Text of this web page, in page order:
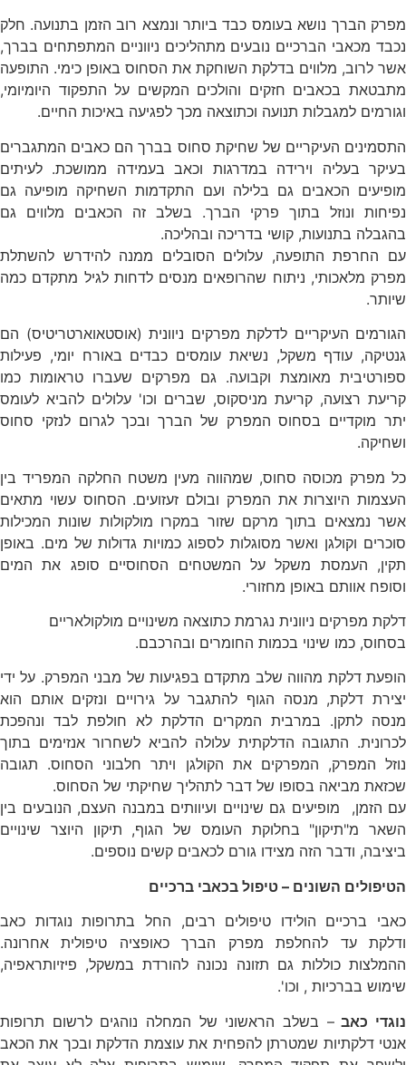
מפרק הברך נושא בעומס כבד ביותר ונמצא רוב הזמן בתנועה. חלק
נכבד מכאבי הברכיים נובעים מתהליכים ניווניים המתפתחים בברך,
אשר לרוב, מלווים בדלקת השוחקת את הסחוס באופן כימי. התופעה
מתבטאת בכאבים חזקים והולכים המקשים על התפקוד היומיומי,
וגורמים למגבלות תנועה וכתוצאה מכך לפגיעה באיכות החיים.
התסמינים העיקריים של שחיקת סחוס בברך הם כאבים המתגברים
בעיקר בעליה וירידה במדרגות וכאב בעמידה ממושכת. לעיתים
מופיעים הכאבים גם בלילה ועם התקדמות השחיקה מופיעה גם
נפיחות ונוזל בתוך פרקי הברך. בשלב זה הכאבים מלווים גם
בהגבלה בתנועות, קושי בדריכה ובהליכה.
עם החרפת התופעה, עלולים הסובלים ממנה להידרש להשתלת
מפרק מלאכותי, ניתוח שהרופאים מנסים לדחות לגיל מתקדם כמה
שיותר.
הגורמים העיקריים לדלקת מפרקים ניוונית (אוסטאוארטריטיס) הם
גנטיקה, עודף משקל, נשיאת עומסים כבדים באורח יומי, פעילות
ספורטיבית מאומצת וקבועה. גם מפרקים שעברו טראומות כמו
קריעת רצועה, קריעת מניסקוס, שברים וכו' עלולים להביא לעומס
יתר מוקדיים בסחוס המפרק של הברך ובכך לגרום לנזקי סחוס
ושחיקה.
כל מפרק מכוסה סחוס, שמהווה מעין משטח החלקה המפריד בין
העצמות היוצרות את המפרק ובולם זעזועים. הסחוס עשוי מתאים
אשר נמצאים בתוך מרקם שזור במקרו מולקולות שונות המכילות
סוכרים וקולגן ואשר מסוגלות לספוג כמויות גדולות של מים. באופן
תקין, העמסת משקל על המשטחים הסחוסיים סופג את המים
וסופח אוותם באופן מחזורי.
דלקת מפרקים ניוונית נגרמת כתוצאה משינויים מולקולאריים
בסחוס, כמו שינוי בכמות החומרים ובהרכבם.
הופעת דלקת מהווה שלב מתקדם בפגיעות של מבני המפרק. על ידי
יצירת דלקת, מנסה הגוף להתגבר על גירויים ונזקים אותם הוא
מנסה לתקן. במרבית המקרים הדלקת לא חולפת לבד ונהפכת
לכרונית. התגובה הדלקתית עלולה להביא לשחרור אנזימים בתוך
נוזל המפרק, המפרקים את הקולגן ויתר חלבוני הסחוס. תגובה
שכזאת מביאה בסופו של דבר לתהליך שחיקתי של הסחוס.
עם הזמן, מופיעים גם שינויים ועיוותים במבנה העצם, הנובעים בין
השאר מ"תיקון" בחלוקת העומס של הגוף, תיקון היוצר שינויים
ביציבה, ודבר הזה מצידו גורם לכאבים קשים נוספים.
הטיפולים השונים – טיפול בכאבי ברכיים
כאבי ברכיים הולידו טיפולים רבים, החל בתרופות נוגדות כאב
ודלקת עד להחלפת מפרק הברך כאופציה טיפולית אחרונה.
ההמלצות כוללות גם תזונה נכונה להורדת במשקל, פיזיותראפיה,
שימוש בברכיות , וכו'.
נוגדי כאב– בשלב הראשוני של המחלה נוהגים לרשום תרופות
אנטי דלקתיות שמטרתן להפחית את עוצמת הדלקת ובכך את הכאב